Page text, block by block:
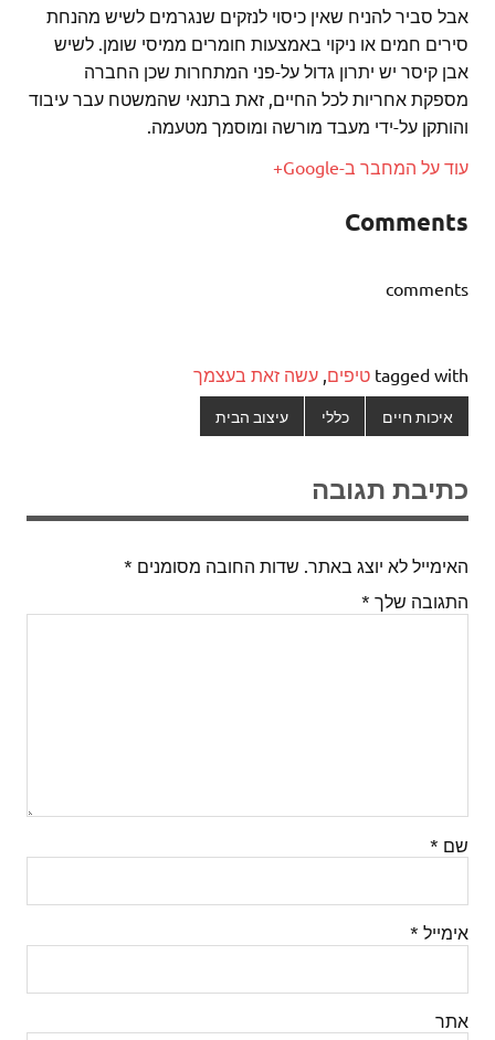
אבל סביר להניח שאין כיסוי לנזקים שנגרמים לשיש מהנחת
סירים חמים או ניקוי באמצעות חומרים ממיסי שומן. לשיש
אבן קיסר יש יתרון גדול על-פני המתחרות שכן החברה
מספקת אחריות לכל החיים, זאת בתנאי שהמשטח עבר עיבוד
והותקן על-ידי מעבד מורשה ומוסמך מטעמה.
עוד על המחבר ב-Google+
Comments
comments
tagged with טיפים, עשה זאת בעצמך
איכות חיים כללי עיצוב הבית
כתיבת תגובה
האימייל לא יוצג באתר. שדות החובה מסומנים *
התגובה שלך *
שם *
אימייל *
אתר